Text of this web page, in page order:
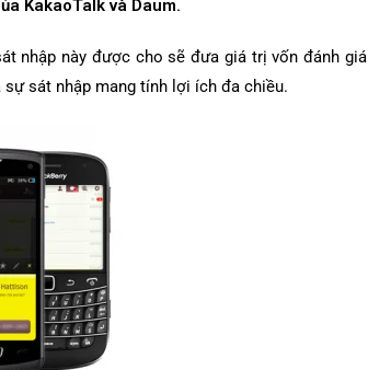
KakaoTalk và Daum.
nhập này được cho sẽ đưa giá trị vốn đánh giá
sát nhập mang tính lợi ích đa chiều.